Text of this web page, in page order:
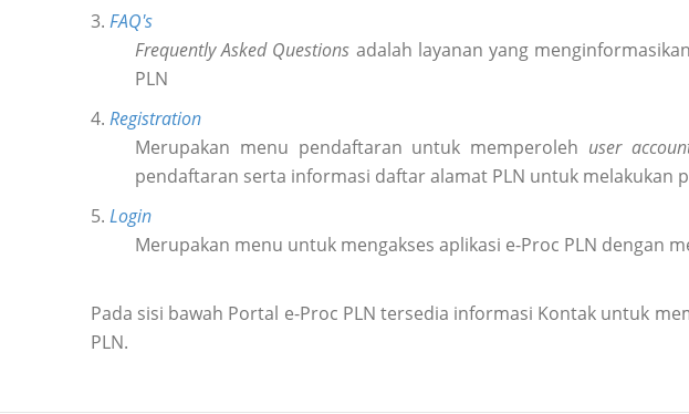
3. FAQ's
Frequently Asked Questions adalah layanan yang
PLN
4. Registration
Merupakan menu pendaftaran untuk memperoleh user
pendaftaran serta informasi daftar alamat PLN untuk melakukan
5. Login
Merupakan menu untuk mengakses aplikasi e-Proc PLN dengan
Pada sisi bawah Portal e-Proc PLN tersedia informasi Kontak untuk
PLN.